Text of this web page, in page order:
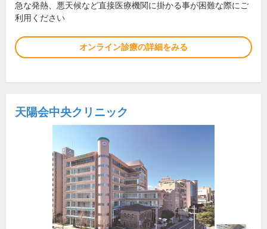
急な発熱、悪天候など直接医療機関に掛かる事が困難な際にご
利用ください
オンライン診療の詳細をみる
天陽会中央クリニック